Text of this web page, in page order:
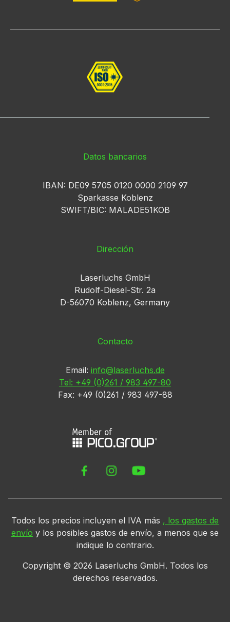
Datos bancarios
IBAN: DE09 5705 0120 0000 2109 97
Sparkasse Koblenz
SWIFT/BIC: MALADE51KOB
Dirección
Laserluchs GmbH
Rudolf-Diesel-Str. 2a
D-56070 Koblenz, Germany
Contacto
Email: info@laserluchs.de
Tel: +49 (0)261 / 983 497-80
Fax: +49 (0)261 / 983 497-88
Todos los precios incluyen el IVA más , los gastos de
envío y los posibles gastos de envío, a menos que se
indique lo contrario.
Copyright © 2026 Laserluchs GmbH. Todos los
derechos reservados.